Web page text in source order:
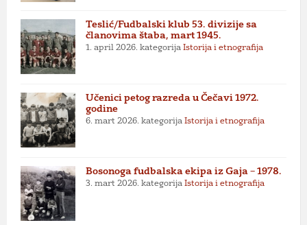
Teslić/Fudbalski klub 53. divizije sa
članovima štaba, mart 1945.
1. april 2026. kategorija Istorija i etnografija
Učenici petog razreda u Čečavi 1972.
godine
6. mart 2026. kategorija Istorija i etnografija
Bosonoga fudbalska ekipa iz Gaja – 1978.
3. mart 2026. kategorija Istorija i etnografija